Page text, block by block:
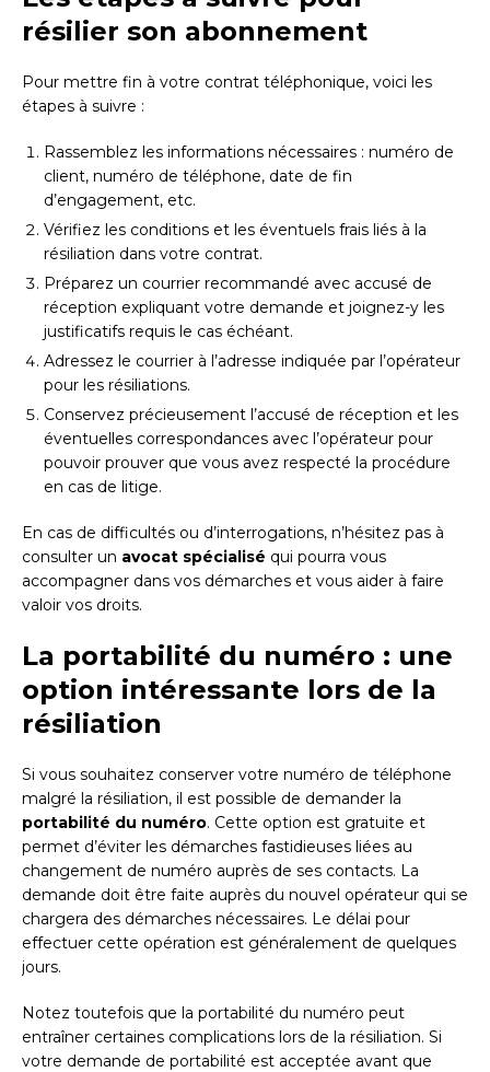
résilier son abonnement
Pour mettre fin à votre contrat téléphonique, voici les
étapes à suivre :
Rassemblez les informations nécessaires : numéro de
client, numéro de téléphone, date de fin
d’engagement, etc.
Vérifiez les conditions et les éventuels frais liés à la
résiliation dans votre contrat.
Préparez un courrier recommandé avec accusé de
réception expliquant votre demande et joignez-y les
justificatifs requis le cas échéant.
Adressez le courrier à l’adresse indiquée par l’opérateur
pour les résiliations.
Conservez précieusement l’accusé de réception et les
éventuelles correspondances avec l’opérateur pour
pouvoir prouver que vous avez respecté la procédure
en cas de litige.
En cas de difficultés ou d’interrogations, n’hésitez pas à
consulter un avocat spécialisé qui pourra vous
accompagner dans vos démarches et vous aider à faire
valoir vos droits.
La portabilité du numéro : une
option intéressante lors de la
résiliation
Si vous souhaitez conserver votre numéro de téléphone
malgré la résiliation, il est possible de demander la
portabilité du numéro. Cette option est gratuite et
permet d’éviter les démarches fastidieuses liées au
changement de numéro auprès de ses contacts. La
demande doit être faite auprès du nouvel opérateur qui se
chargera des démarches nécessaires. Le délai pour
effectuer cette opération est généralement de quelques
jours.
Notez toutefois que la portabilité du numéro peut
entraîner certaines complications lors de la résiliation. Si
votre demande de portabilité est acceptée avant que